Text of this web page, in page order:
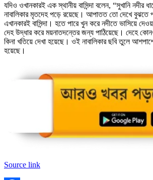
যদিও ওখানকারই এক স্থানীয় বাসিন্দা বলেন, “সুখানি নদীর
নাবালিকার মৃতদেহ পড়ে রয়েছে। আপাতত তো দেখে বুঝতে
এখানকারই বাসিন্দা। হতে পারে খুন করে নদীতে ভাসিয়ে
দেহ উদ্ধার করে ময়নাতদন্তের জন্য পাঠিয়েছে। দেহে
কিনা খতিয়ে দেখা হয়েছে। ওই নাবালিকার ছবি তুলে
হয়েছে।
Source link